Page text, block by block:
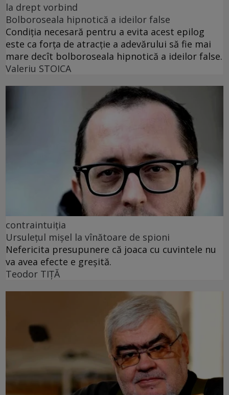
la drept vorbind
Bolboroseala hipnotică a ideilor false
Condiția necesară pentru a evita acest epilog
este ca forța de atracție a adevărului să fie mai
mare decît bolboroseala hipnotică a ideilor false.
Valeriu STOICA
contraintuiția
Ursulețul mișel la vînătoare de spioni
Nefericita presupunere că joaca cu cuvintele nu
va avea efecte e greșită.
Teodor TIŢĂ